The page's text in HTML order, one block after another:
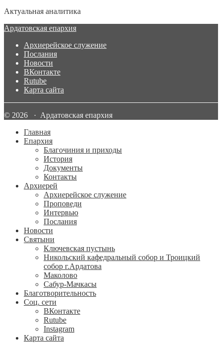
Актуальная аналитика
Ардатовская епархия
Архиерейское служение
Послания
Новости
ВКонтакте
Rutube
Карта сайта
© 2026 · Ардатовская епархия
Главная
Епархия
Благочиния и приходы
История
Документы
Контакты
Архиерей
Архиерейское служение
Проповеди
Интервью
Послания
Новости
Святыни
Ключевская пустынь
Никольский кафедральный собор и Троицкий
собор г.Ардатова
Маколово
Сабур-Мачкасы
Благотворительность
Соц. сети
ВКонтакте
Rutube
Instagram
Карта сайта